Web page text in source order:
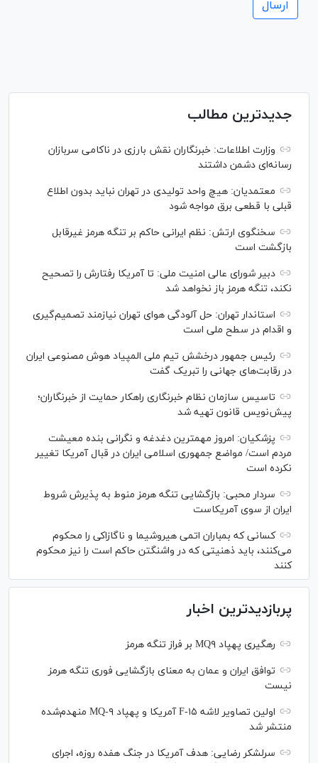
جدیدترین مطالب
وزارت اطلاعات: خبرنگاران نقش بارزی در ناکامی سربازان
رسانه‌ای دشمن داشتند
معتمدیان: هیچ واحد تولیدی در تهران نباید بدون اطلاع
قبلی با قطعی برق مواجه شود
سخنگوی ارتش: نظم ایرانی حاکم بر تنگه هرمز غیرقابل
بازگشت است
دبیر شورای عالی امنیت ملی: تا آمریکا رفتارش را تصحیح
نکند، تنگه هرمز باز نخواهد شد
استاندار تهران: حل آلودگی هوای تهران نیازمند تصمیم‌گیری
و اقدام در سطح ملی است
رئیس جمهور درخشش تیم ملی المپیاد هوش مصنوعی ایران
در رقابت‌های جهانی را تبریک گفت
تاسیس سازمان نظام خبرنگاری راهکار حمایت از خبرنگاران؛
پیش‌نویس قانون تهیه شد
پزشکیان: امروز مهمترین دغدغه و نگرانی بنده معیشت
مردم است/ مواضع جمهوری اسلامی ایران در قبال آمریکا تغییر
نکرده است
سردار محبی: بازگشایی تنگه هرمز منوط به پذیرش شروط
ایران از سوی آمریکاست
کسانی که بمباران اتمی هیروشیما و ناگازاکی را محکوم
می‌کنند، باید ذهنیتی که در واشنگتن حاکم است را نیز محکوم
کنند
پربازدیدترین اخبار
رهگیری پهپاد MQ۹ بر فراز تنگه هرمز
توافق ایران و عمان به معنای بازگشایی فوری تنگه هرمز
نیست
اولین تصاویر لاشه F-۱۵ آمریکا و پهپاد MQ-۹ منهدم‌شده
منتشر شد
سرلشکر رضایی: هدف آمریکا در جنگ هفده روزه، اجرای